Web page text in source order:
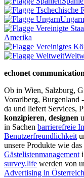
Ungarn
Amerika
echonet
Ob in Wien, Salzburg,
Vorarlberg, Burgenland
da und liefert Services,
konzipieren, designen
in Sachen barrierefreie
Benutzerfreundlichkeit
unsere Produkte wie das
Gästelistenmanagement
survey.life werden von
Advertising in Österreich